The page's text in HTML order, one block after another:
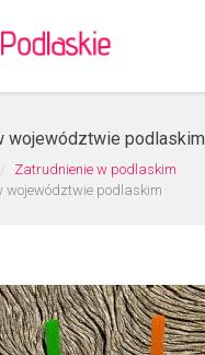
województwie podlaskim
Zatrudnienie w podlaskim
województwie podlaskim